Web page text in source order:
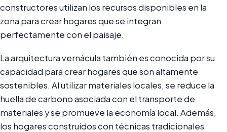
constructores utilizan los recursos disponibles en la
zona para crear hogares que se integran
perfectamente con el paisaje.
La arquitectura vernácula también es conocida por su
capacidad para crear hogares que son altamente
sostenibles. Al utilizar materiales locales, se reduce la
huella de carbono asociada con el transporte de
materiales y se promueve la economía local. Además,
los hogares construidos con técnicas tradicionales